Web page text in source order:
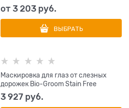
от3 203 руб.
ВЫБРАТЬ
Маскировка для глаз от слезных
дорожек Bio-Groom Stain Free
3 927 руб.